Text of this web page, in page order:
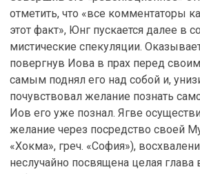
отметить, что «все комментаторы
этот факт», Юнг пускается далее в
мистические спекуляции.
повергнув Иова в прах перед
самым поднял его над собой и,
почувствовал желание познать
Иов его уже познал. Ягве
желание через посредство своей
«Хокма», греч. «София»),
неслучайно посвящена целая глава